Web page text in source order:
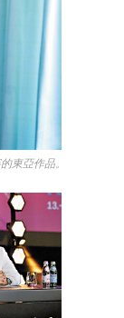
東亞作品。